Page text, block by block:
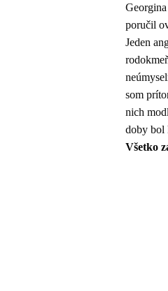
poručil
Jeden
som
nich
doby bol
Všetko